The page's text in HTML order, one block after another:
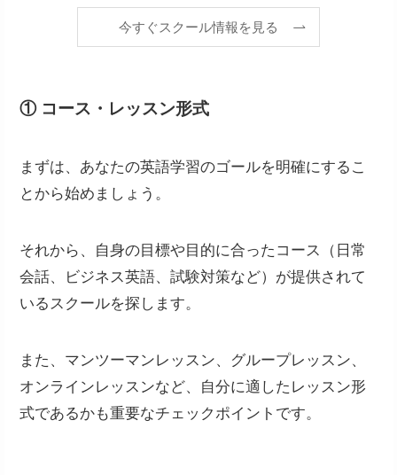
今すぐスクール情報を見る
① コース・レッスン形式
まずは、あなたの英語学習のゴールを明確にするこ
とから始めましょう。
それから、自身の目標や目的に合ったコース（日常
会話、ビジネス英語、試験対策など）が提供されて
いるスクールを探します。
また、マンツーマンレッスン、グループレッスン、
オンラインレッスンなど、自分に適したレッスン形
式であるかも重要なチェックポイントです。